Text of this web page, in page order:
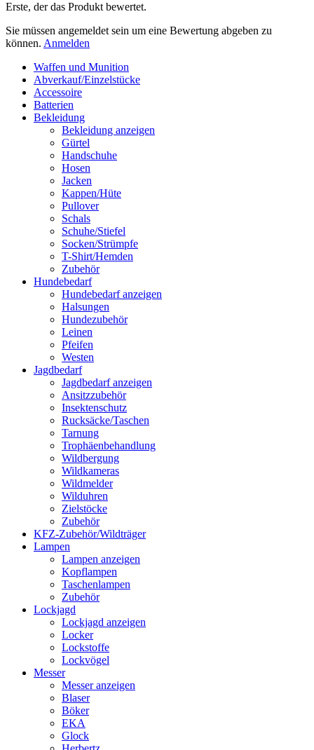
Erste, der das Produkt bewertet.
Sie müssen angemeldet sein um eine Bewertung abgeben zu
können. Anmelden
Waffen und Munition
Abverkauf/Einzelstücke
Accessoire
Batterien
Bekleidung
Bekleidung anzeigen
Gürtel
Handschuhe
Hosen
Jacken
Kappen/Hüte
Pullover
Schals
Schuhe/Stiefel
Socken/Strümpfe
T-Shirt/Hemden
Zubehör
Hundebedarf
Hundebedarf anzeigen
Halsungen
Hundezubehör
Leinen
Pfeifen
Westen
Jagdbedarf
Jagdbedarf anzeigen
Ansitzzubehör
Insektenschutz
Rucksäcke/Taschen
Tarnung
Trophäenbehandlung
Wildbergung
Wildkameras
Wildmelder
Wilduhren
Zielstöcke
Zubehör
KFZ-Zubehör/Wildträger
Lampen
Lampen anzeigen
Kopflampen
Taschenlampen
Zubehör
Lockjagd
Lockjagd anzeigen
Locker
Lockstoffe
Lockvögel
Messer
Messer anzeigen
Blaser
Böker
EKA
Glock